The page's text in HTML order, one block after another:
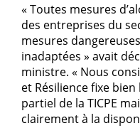
« Toutes mesures
des entreprises du
mesures
inadaptées » avait
ministre. « Nous
et Résilience fixe
partiel de la TICPE
clairement à la